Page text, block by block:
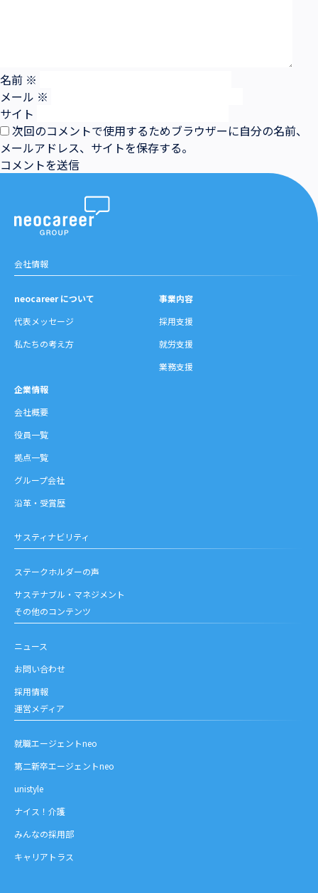
名前 ※
メール ※
サイト
次回のコメントで使用するためブラウザーに自分の名前、
メールアドレス、サイトを保存する。
会社情報
neocareer について
代表メッセージ
私たちの考え方
事業内容
採用支援
就労支援
業務支援
企業情報
会社概要
役員一覧
拠点一覧
グループ会社
沿革・受賞歴
サスティナビリティ
ステークホルダーの声
サステナブル・マネジメント
その他のコンテンツ
ニュース
お問い合わせ
採用情報
運営メディア
就職エージェントneo
第二新卒エージェントneo
unistyle
ナイス！介護
みんなの採用部
キャリアトラス